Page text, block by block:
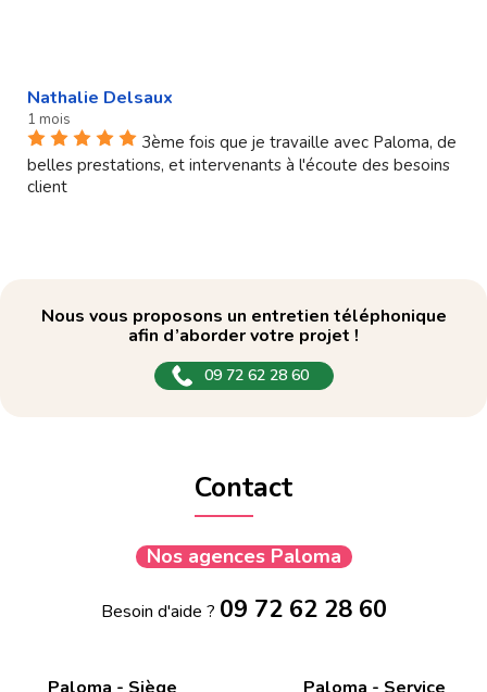
Nathalie Delsaux
1 mois
3ème fois que je travaille avec Paloma, de
belles prestations, et intervenants à l'écoute des besoins
client
Nous vous proposons un entretien téléphonique
afin d’aborder votre projet !
09 72 62 28 60
Contact
Nos agences Paloma
Besoin d'aide ? 09 72 62 28 60